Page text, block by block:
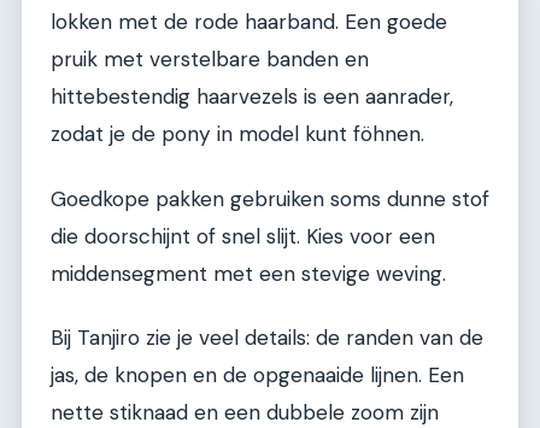
lokken met de rode haarband. Een goede
pruik met verstelbare banden en
hittebestendig haarvezels is een aanrader,
zodat je de pony in model kunt föhnen.
Goedkope pakken gebruiken soms dunne stof
die doorschijnt of snel slijt. Kies voor een
middensegment met een stevige weving.
Bij Tanjiro zie je veel details: de randen van de
jas, de knopen en de opgenaaide lijnen. Een
nette stiknaad en een dubbele zoom zijn